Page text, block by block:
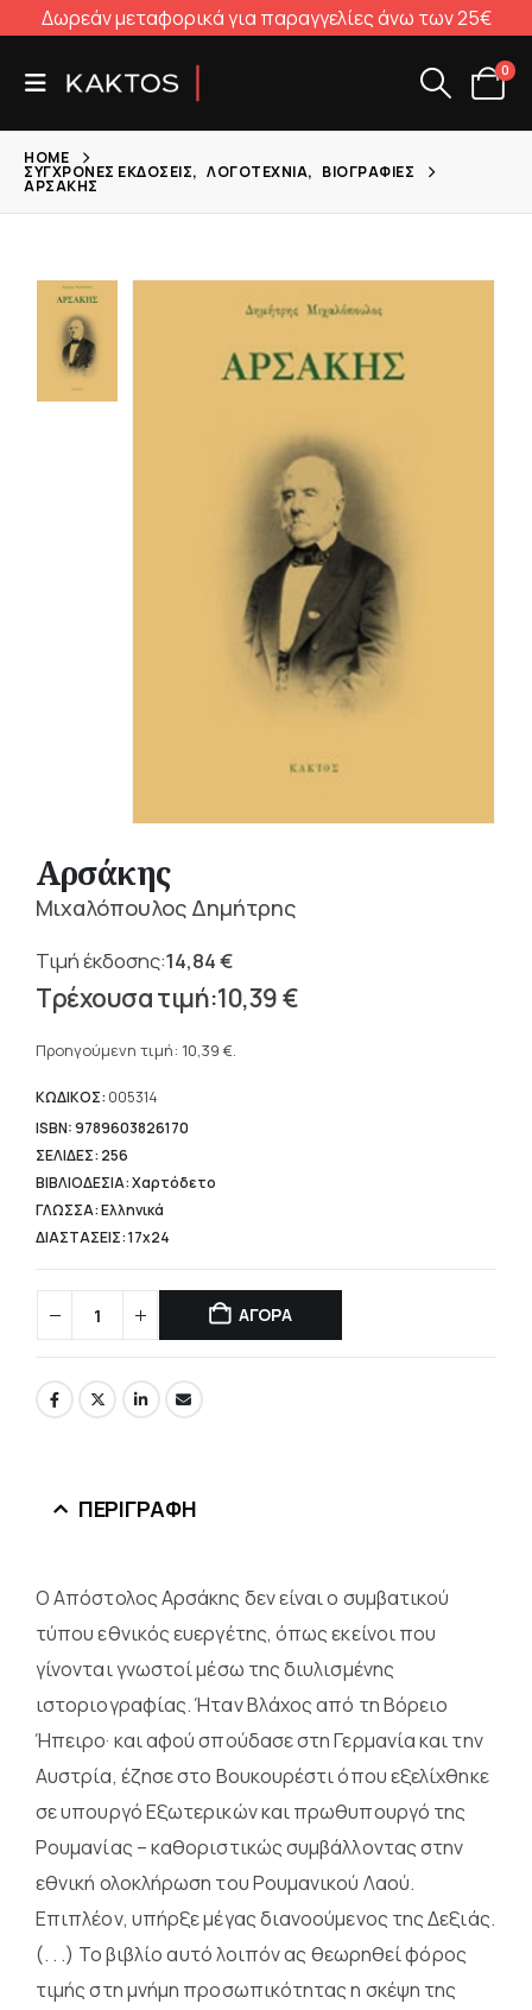
Δωρεάν μεταφορικά για παραγγελίες άνω των 25€
0
HOME
ΣΎΓΧΡΟΝΕΣ ΕΚΔΌΣΕΙΣ, ΛΟΓΟΤΕΧΝΊΑ, ΒΙΟΓΡΑΦΊΕΣ
ΑΡΣΆΚΗΣ
Αρσάκης
Μιχαλόπουλος Δημήτρης
14,84€
Original
price
14,84 €.
10,39€
τρέχουσα
είναι:
10,39 €.
Προηγούμενη τιμή: 10,39 €.
ΚΩΔΙΚΟΣ: 005314
ISBN: 9789603826170
ΣΕΛΙΔΕΣ: 256
ΒΙΒΛΙΟΔΕΣΙΑ: Χαρτόδετο
ΓΛΩΣΣΑ: Ελληνικά
ΔΙΑΣΤΑΣΕΙΣ: 17x24
ΑΓΟΡΑ
ΠΕΡΙΓΡΑΦΉ
Ο Απόστολος Αρσάκης δεν είναι ο συμβατικού
τύπου εθνικός ευεργέτης, όπως εκείνοι που
γίνονται γνωστοί μέσω της διυλισμένης
ιστοριογραφίας. Ήταν Βλάχος από τη Βόρειο
Ήπειρο· και αφού σπούδασε στη Γερμανία και την
Αυστρία, έζησε στο Βουκουρέστι όπου εξελίχθηκε
σε υπουργό Εξωτερικών και πρωθυπουργό της
Ρουμανίας – καθοριστικώς συμβάλλοντας στην
εθνική ολοκλήρωση του Ρουμανικού Λαού.
Επιπλέον, υπήρξε μέγας διανοούμενος της Δεξιάς.
(. . .) Το βιβλίο αυτό λοιπόν ας θεωρηθεί φόρος
τιμής στη μνήμη προσωπικότητας η σκέψη της